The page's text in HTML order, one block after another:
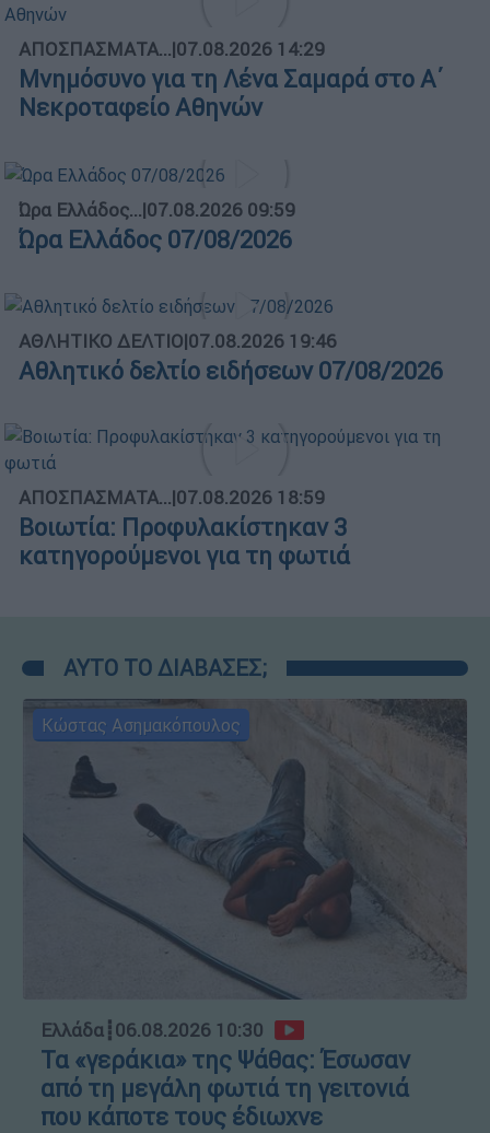
ΑΠΟΣΠΑΣΜΑΤΑ...|07.08.2026 14:29
Μνημόσυνο για τη Λένα Σαμαρά στο Α΄
Νεκροταφείο Αθηνών
Ώρα Ελλάδος...|07.08.2026 09:59
Ώρα Ελλάδος 07/08/2026
ΑΘΛΗΤΙΚΟ ΔΕΛΤΙΟ|07.08.2026 19:46
Αθλητικό δελτίο ειδήσεων 07/08/2026
ΑΠΟΣΠΑΣΜΑΤΑ...|07.08.2026 18:59
Βοιωτία: Προφυλακίστηκαν 3
κατηγορούμενοι για τη φωτιά
ΑΥΤΟ ΤΟ ΔΙΑΒΑΣΕΣ;
Κώστας Ασημακόπουλος
Ελλάδα┋06.08.2026 10:30
Τα «γεράκια» της Ψάθας: Έσωσαν
από τη μεγάλη φωτιά τη γειτονιά
που κάποτε τους έδιωχνε